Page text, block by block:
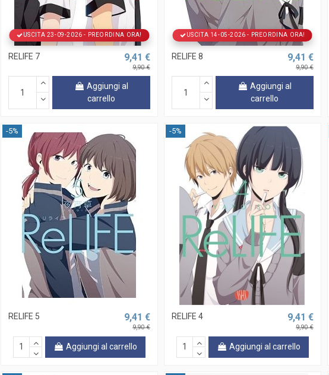
USCITA 23-09-2026 - PREORDINA ORA!
RELIFE 7 9,41 €
9,90 €
Aggiungi al
carrello
USCITA 14-05-2026 - PREORDINA ORA!
RELIFE 8 9,41 €
9,90 €
Aggiungi al
carrello
-5%
RELIFE 5 9,41 €
9,90 €
Aggiungi al carrello
-5%
RELIFE 4 9,41 €
9,90 €
Aggiungi al carrello